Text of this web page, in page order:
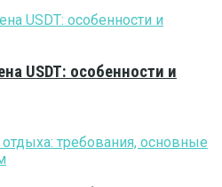
USDT: особенности и